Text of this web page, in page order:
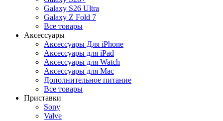
Galaxy S26 Ultra
Galaxy Z Fold 7
Все товары
Аксессуары
Аксессуары Для iPhone
Аксессуары для iPad
Аксессуары для Watch
Аксессуары для Mac
Дополнительное питание
Все товары
Приставки
Sony
Valve